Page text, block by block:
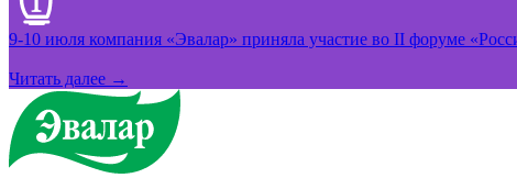
9-10 июля компания «Эвалар» приняла участие во II форуме
Читать далее →